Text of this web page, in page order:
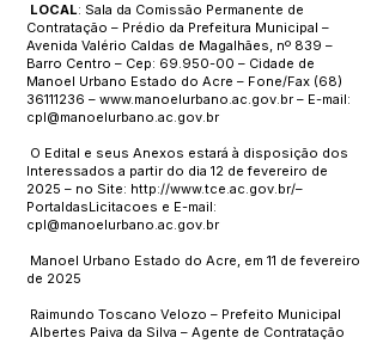
LOCAL: Sala da Comissão Permanente de
Contratação – Prédio da Prefeitura Municipal –
Avenida Valério Caldas de Magalhães, nº 839 –
Barro Centro – Cep: 69.950-00 – Cidade de
Manoel Urbano Estado do Acre – Fone/Fax (68)
36111236 – www.manoelurbano.ac.gov.br – E-mail:
cpl@manoelurbano.ac.gov.br
O Edital e seus Anexos estará à disposição dos
Interessados a partir do dia 12 de fevereiro de
2025 – no Site: http://www.tce.ac.gov.br/–
PortaldasLicitacoes e E-mail:
cpl@manoelurbano.ac.gov.br
Manoel Urbano Estado do Acre, em 11 de fevereiro
de 2025
Raimundo Toscano Velozo – Prefeito Municipal
Albertes Paiva da Silva – Agente de Contratação